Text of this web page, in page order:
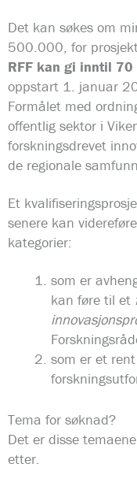
Det kan søkes om
500.000, for
RFF kan gi inntil
oppstart 1. januar
Formålet med
offentlig sektor i
forskningsdrevet
de regionale
Et
senere kan
kategorier:
som er
kan føre til et
som er et rent
Tema for søknad?
Det er disse
etter.